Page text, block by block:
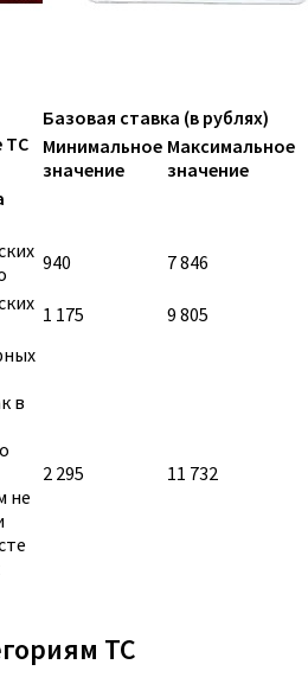
ТС
Базовая ставка (в рублях)
Минимальное
значение
Максимальное
значение
940
7 846
1 175
9 805
в
не
2 295 11 732
ТС